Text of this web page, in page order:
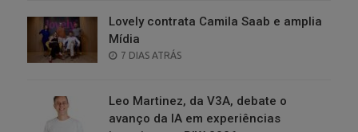
Lovely contrata Camila Saab e amplia
Mídia
POSTED
7 DIAS ATRÁS
Leo Martinez, da V3A, debate o
avanço da IA em experiências